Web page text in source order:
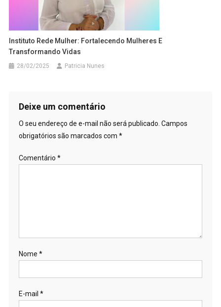
Instituto Rede Mulher: Fortalecendo Mulheres E
Transformando Vidas
28/02/2025 Patricia Nunes
Deixe um comentário
O seu endereço de e-mail não será publicado. Campos
obrigatórios são marcados com *
Comentário *
Nome *
E-mail *